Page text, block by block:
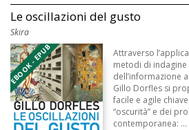
Le oscillazioni del gusto
Skira
EBOOK - EPUB
Attraverso
metodi di indagine
dell’informazione
Gillo Dorfles si
facile e agile
“oscurità” e dei
contemporanea: ...